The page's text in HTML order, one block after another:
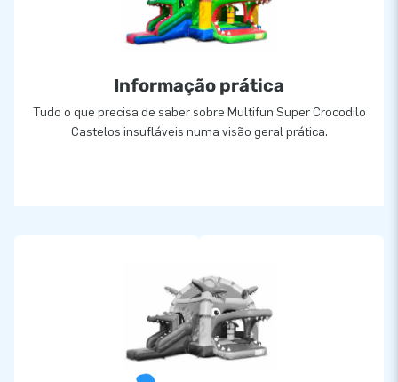
Informação prática
Tudo o que precisa de saber sobre Multifun Super Crocodilo
Castelos insufláveis numa visão geral prática.